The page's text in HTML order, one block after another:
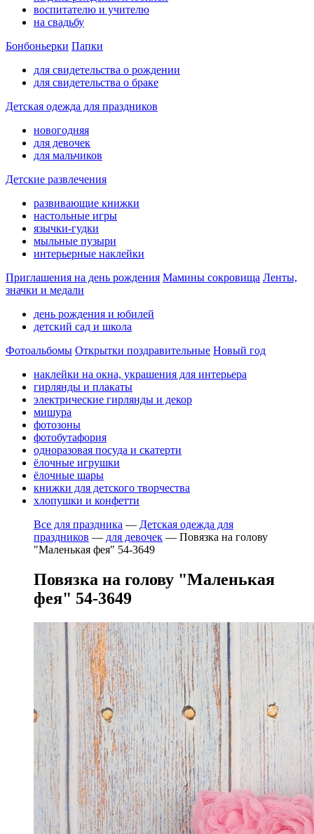
воспитателю и учителю
на свадьбу
Бонбоньерки Папки
для свидетельства о рождении
для свидетельства о браке
Детская одежда для праздников
новогодняя
для девочек
для мальчиков
Детские развлечения
развивающие книжки
настольные игры
язычки-гудки
мыльные пузыри
интерьерные наклейки
Приглашения на день рождения Мамины сокровища Ленты,
значки и медали
день рождения и юбилей
детский сад и школа
Фотоальбомы Открытки поздравительные Новый год
наклейки на окна, украшения для интерьера
гирлянды и плакаты
электрические гирлянды и декор
мишура
фотозоны
фотобутафория
одноразовая посуда и скатерти
ёлочные игрушки
ёлочные шары
книжки для детского творчества
хлопушки и конфетти
Все для праздника — Детская одежда для
праздников — для девочек — Повязка на голову
"Маленькая фея" 54-3649
Повязка на голову "Маленькая
фея" 54-3649